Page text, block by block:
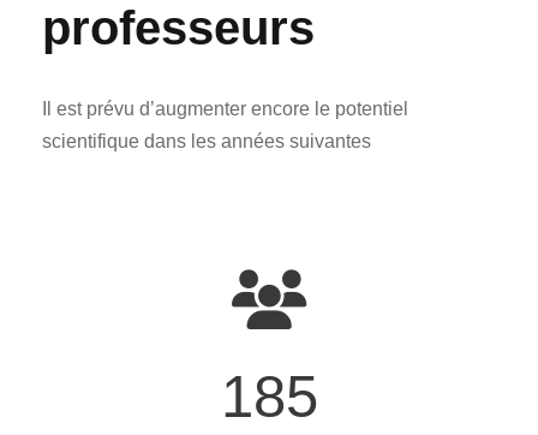
professeurs
Il est prévu d’augmenter encore le potentiel
scientifique dans les années suivantes
185